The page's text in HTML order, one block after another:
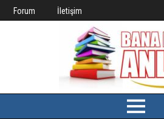
Forum İletişim